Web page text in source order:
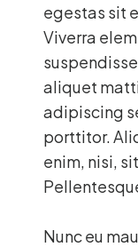
egestas sit
Viverra
aliquet
adipiscing
porttitor.
enim, nisi,
Nunc eu